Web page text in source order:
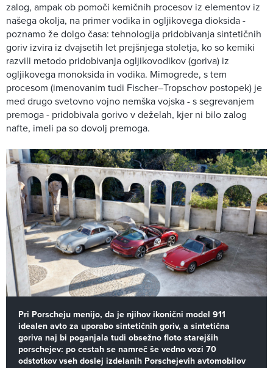
zalog, ampak ob pomoči kemičnih procesov iz elementov iz
našega okolja, na primer vodika in ogljikovega dioksida -
poznamo že dolgo časa: tehnologija pridobivanja sintetičnih
goriv izvira iz dvajsetih let prejšnjega stoletja, ko so kemiki
razvili metodo pridobivanja ogljikovodikov (goriva) iz
ogljikovega monoksida in vodika. Mimogrede, s tem
procesom (imenovanim tudi Fischer–Tropschov postopek) je
med drugo svetovno vojno nemška vojska - s segrevanjem
premoga - pridobivala gorivo v deželah, kjer ni bilo zalog
nafte, imeli pa so dovolj premoga.
Pri Porscheju menijo, da je njihov ikonični model 911
idealen avto za uporabo sintetičnih goriv, a sintetična
goriva naj bi poganjala tudi obsežno floto starejših
porschejev: po cestah se namreč še vedno vozi 70
odstotkov vseh doslej izdelanih Porschejevih avtomobilov